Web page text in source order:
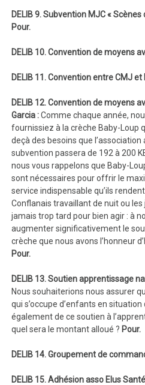
DELIB 9. Subvention MJC « Scènes
Pour.
DELIB 10. Convention de moyens
DELIB 11. Convention entre CMJ et
DELIB 12. Convention de moyens
Garcia :Comme chaque année,
fournissiez à la crèche Baby-Loup
deçà des besoins que
subvention passera de 192 à 200
nous vous rappelons que Baby-
sont nécessaires pour offrir le
service indispensable qu’ils
Conflanais travaillant de nuit ou les
jamais trop tard pour bien agir : à
augmenter significativement le
crèche que nous avons l’honneur
Pour.
DELIB 13. Soutien apprentissage
Nous souhaiterions nous assurer
qui s’occupe d’enfants en
également de ce soutien à
quel sera le montant alloué ? Pour.
DELIB 14. Groupement de
DELIB 15. Adhésion asso Elus